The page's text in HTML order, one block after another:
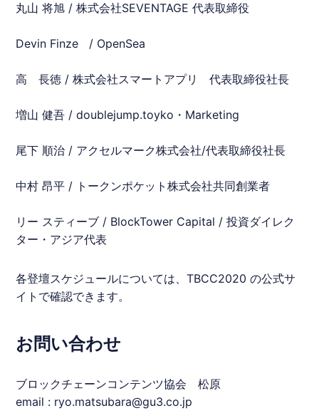
丸山 将旭 / 株式会社SEVENTAGE 代表取締役
Devin Finze / OpenSea
高 長徳 / 株式会社スマートアプリ 代表取締役社長
増山 健吾 / doublejump.toyko・Marketing
尾下 順治 / アクセルマーク株式会社/代表取締役社長
中村 昂平 / トークンポケット株式会社共同創業者
リー スティーブ / BlockTower Capital / 投資ダイレク
ター・アジア代表
各登壇スケジュールについては、TBCC2020 の公式サ
イトで確認できます。
お問い合わせ
ブロックチェーンコンテンツ協会 松原
email : ryo.matsubara@gu3.co.jp